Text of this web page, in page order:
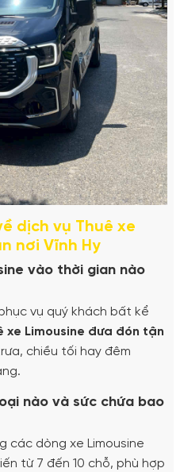
dịch vụ Thuê xe
nơi Vĩnh Hy
vào thời gian nào
vụ quý khách bất kể
xe Limousine đưa đón tận
chiều tối hay đêm
nào và sức chứa bao
các dòng xe Limousine
từ 7 đến 10 chỗ, phù hợp